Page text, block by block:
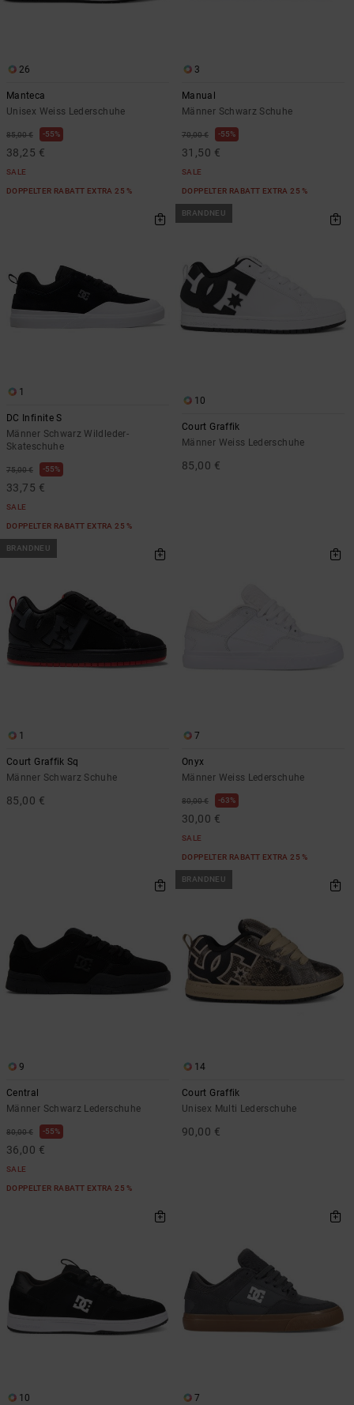
26
Manteca
Unisex Weiss Lederschuhe
85,00 € 55%
38,25 €
SALE
DOPPELTER RABATT EXTRA 25 %
3
Manual
Männer Schwarz Schuhe
70,00 € 55%
31,50 €
SALE
DOPPELTER RABATT EXTRA 25 %
1
DC Infinite S
Männer Schwarz Wildleder-
Skateschuhe
75,00 € 55%
33,75 €
SALE
DOPPELTER RABATT EXTRA 25 %
BRANDNEU
10
Court Graffik
Männer Weiss Lederschuhe
85,00 €
BRANDNEU
1
Court Graffik Sq
Männer Schwarz Schuhe
85,00 €
7
Onyx
Männer Weiss Lederschuhe
80,00 € 63%
30,00 €
SALE
DOPPELTER RABATT EXTRA 25 %
9
Central
Männer Schwarz Lederschuhe
80,00 € 55%
36,00 €
SALE
DOPPELTER RABATT EXTRA 25 %
BRANDNEU
14
Court Graffik
Unisex Multi Lederschuhe
90,00 €
10 7